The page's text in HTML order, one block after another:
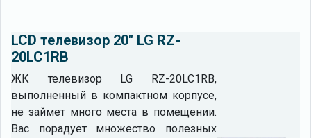
LCD телевизор 20" LG RZ-
20LC1RB
ЖК телевизор LG RZ-20LC1RB,
выполненный в компактном корпусе,
не займет много места в помещении.
Вас порадует множество полезных